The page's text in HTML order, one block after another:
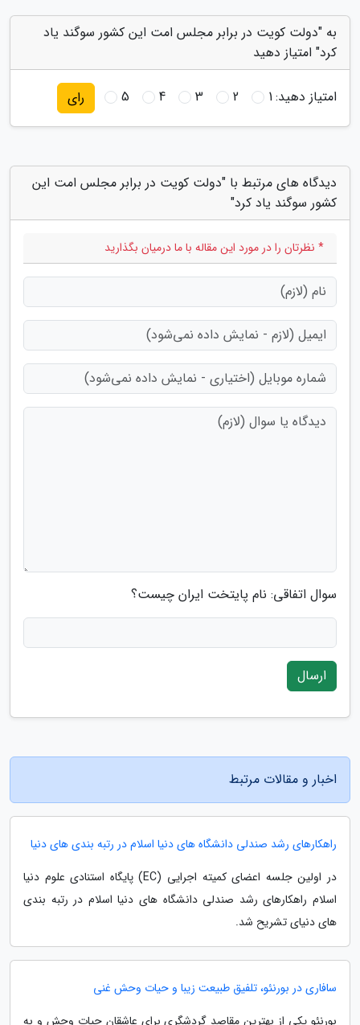
به "دولت کویت در برابر مجلس امت این کشور سوگند یاد
کرد" امتیاز دهید
امتیاز دهید:1
2
3
4
5 رای
دیدگاه های مرتبط با "دولت کویت در برابر مجلس امت این
کشور سوگند یاد کرد"
* نظرتان را در مورد این مقاله با ما درمیان بگذارید
سوال اتفاقی: نام پایتخت ایران چیست؟
ارسال
اخبار و مقالات مرتبط
راهکارهای رشد صندلی دانشگاه های دنیا اسلام در رتبه بندی های دنیا
در اولین جلسه اعضای کمیته اجرایی (EC) پایگاه استنادی علوم دنیا
اسلام راهکارهای رشد صندلی دانشگاه های دنیا اسلام در رتبه بندی
های دنیای تشریح شد.
سافاری در بورنئو، تلفیق طبیعت زیبا و حیات وحش غنی
بورنئو یکی از بهترین مقاصد گردشگری برای عاشقان حیات وحش و به